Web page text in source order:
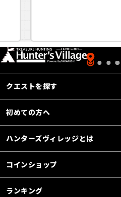
クエストを探す
初めての方へ
ハンターズヴィレッジとは
コインショップ
ランキング